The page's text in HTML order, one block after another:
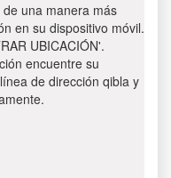
una manera más
en su dispositivo móvil.
UBICACIÓN'.
encuentre su
de dirección qibla y